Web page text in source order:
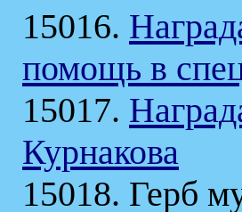
15016.
помощь в
15017.
Курнакова
15018. Герб